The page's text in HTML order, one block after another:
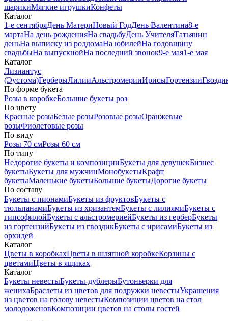
шарикиМягкие игрушкиКонфеты
Каталог
1-е сентябряДень МатериНовый ГодДень Валентина8-е
мартаНа день рожденияНа свадьбуДень УчителяТатьянин
деньНа выписку из роддомаНа юбилейНа годовщину
свадьбыНа выпускнойНа последний звонок9-е мая1-е мая
Каталог
Лизиантус
(Эустома)ГерберыЛилииАльстромерииИрисыГортензии
По форме букета
Розы в коробкеБольшие букеты роз
По цвету
Красные розыБелые розыРозовые розыОранжевые
розыФиолетовые розы
По виду
Розы 70 смРозы 60 см
По типу
Недорогие букеты и композицииБукеты для девушекБизнес
букетыБукеты для мужчинМонобукетыКрафт
букетыМаленькие букетыБольшие букетыДорогие букеты
По составу
Букеты с пионамиБукеты из фруктовБукеты с
тюльпанамиБукеты из хризантемБукеты с лилиямиБукеты с
гипсофилойБукеты с альстромериейБукеты из герберБукеты
из гортензийБукеты из гвоздикБукеты с ирисамиБукеты из
орхидей
Каталог
Цветы в коробкахЦветы в шляпной коробкеКорзины с
цветамиЦветы в ящиках
Каталог
Букеты невестыБукеты-дублерыБутоньерки для
женихаБраслеты из цветов для подружки невестыУкрашения
из цветов на голову невестыКомпозиции цветов на стол
молодоженовКомпозиции цветов на столы гостей